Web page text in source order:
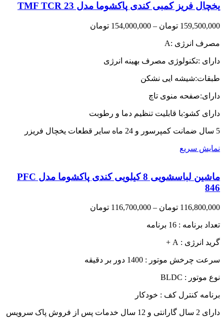
یخچال فریز کمبی کندی پاکشوما مدل TMF TCR 23
159,500,000 تومان –
154,000,000 تومان
مصرف انرژی :A
دارای :تکنولوژی مصرف بهینه انرژی
طبقات:شیشه ایی نشکن
دارای:صفحه منوی تاچ
دارای کشو:با قابلیت تنظیم دما و رطوبت
5 سال ضمانت کمپرسور و 24 ماه سایر قطعات یخچال فریزر
نمایش سریع
ماشین لباسشویی 8 کیلویی کندی پاکشوما مدل PFC
846
116,800,000 تومان –
116,700,000 تومان
تعداد برنامه : 16 برنامه
گرید انرژی : A +
سرعت چرخش موتور : 1400 دور بر دقیقه
نوع موتور : BLDC
برنامه کنترل کف : خودکار
دارای 2 سال گارانتی و 12 سال خدمات پس از فروش پاک سرویس